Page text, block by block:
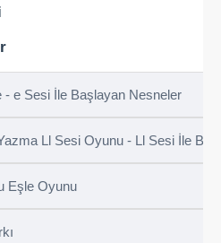
e Sesi İle Başlayan Nesneler
Ll Sesi Oyunu - Ll Sesi İle
Eşle Oyunu